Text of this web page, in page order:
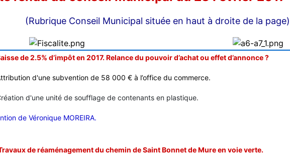
(Rubrique Conseil Municipal située en haut à droite de la page)
de 2.5% d’impôt en 2017. Relance du pouvoir d’achat ou effet d’annonce ?
d'une subvention de 58 000 € à l’office du commerce.
d'une unité de soufflage de contenants en plastique.
de Véronique MOREIRA.
de réaménagement du chemin de Saint Bonnet de Mure en voie verte.